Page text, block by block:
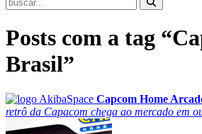
Posts com a tag
Brasil”
Capcom Home
retrô da Capacom chega ao mercado em